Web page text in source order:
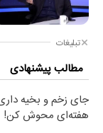
تبلیغات
مطالب پیشنهادی
هفته‌ای محوش کن!